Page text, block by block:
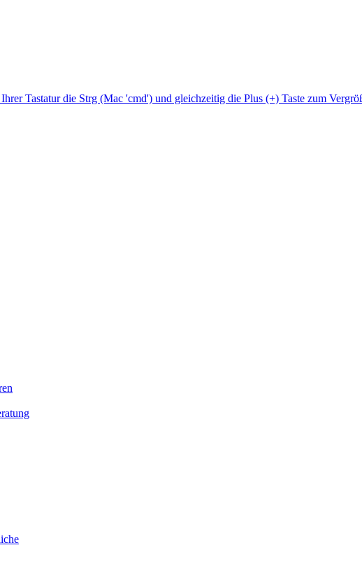
Tastatur die Strg (Mac 'cmd') und gleichzeitig die Plus (+) Taste zum